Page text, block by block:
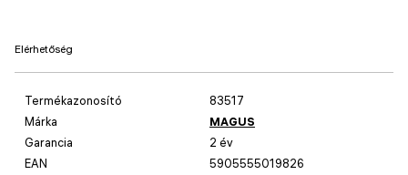
Elérhetőség
Termékazonosító
83517
Márka
MAGUS
Garancia
2 év
EAN
5905555019826